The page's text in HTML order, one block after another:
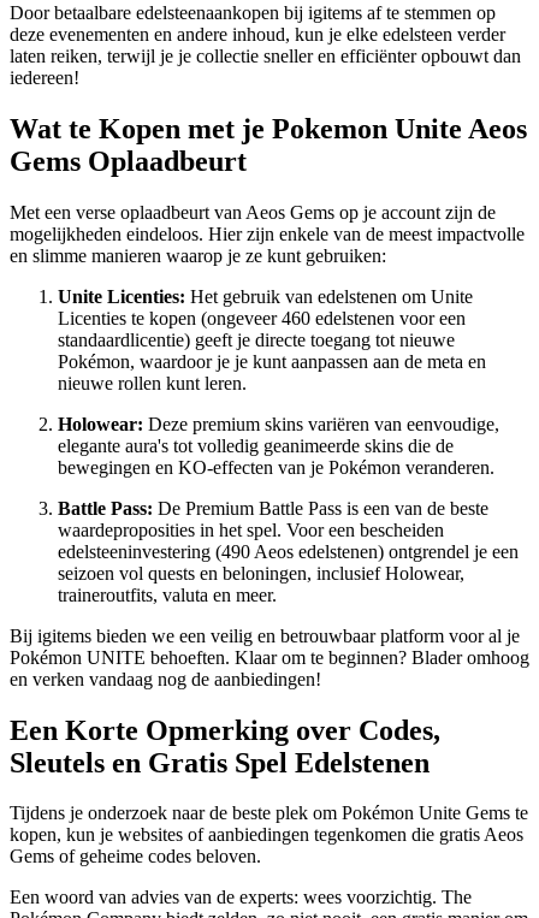
Door betaalbare edelsteenaankopen bij igitems af te stemmen op
deze evenementen en andere inhoud, kun je elke edelsteen verder
laten reiken, terwijl je je collectie sneller en efficiënter opbouwt dan
iedereen!
Wat te Kopen met je Pokemon Unite Aeos
Gems Oplaadbeurt
Met een verse oplaadbeurt van Aeos Gems op je account zijn de
mogelijkheden eindeloos. Hier zijn enkele van de meest impactvolle
en slimme manieren waarop je ze kunt gebruiken:
Unite Licenties: Het gebruik van edelstenen om Unite
Licenties te kopen (ongeveer 460 edelstenen voor een
standaardlicentie) geeft je directe toegang tot nieuwe
Pokémon, waardoor je je kunt aanpassen aan de meta en
nieuwe rollen kunt leren.
Holowear: Deze premium skins variëren van eenvoudige,
elegante aura's tot volledig geanimeerde skins die de
bewegingen en KO-effecten van je Pokémon veranderen.
Battle Pass: De Premium Battle Pass is een van de beste
waardeproposities in het spel. Voor een bescheiden
edelsteeninvestering (490 Aeos edelstenen) ontgrendel je een
seizoen vol quests en beloningen, inclusief Holowear,
traineroutfits, valuta en meer.
Bij igitems bieden we een veilig en betrouwbaar platform voor al je
Pokémon UNITE behoeften. Klaar om te beginnen? Blader omhoog
en verken vandaag nog de aanbiedingen!
Een Korte Opmerking over Codes,
Sleutels en Gratis Spel Edelstenen
Tijdens je onderzoek naar de beste plek om Pokémon Unite Gems te
kopen, kun je websites of aanbiedingen tegenkomen die gratis Aeos
Gems of geheime codes beloven.
Een woord van advies van de experts: wees voorzichtig. The